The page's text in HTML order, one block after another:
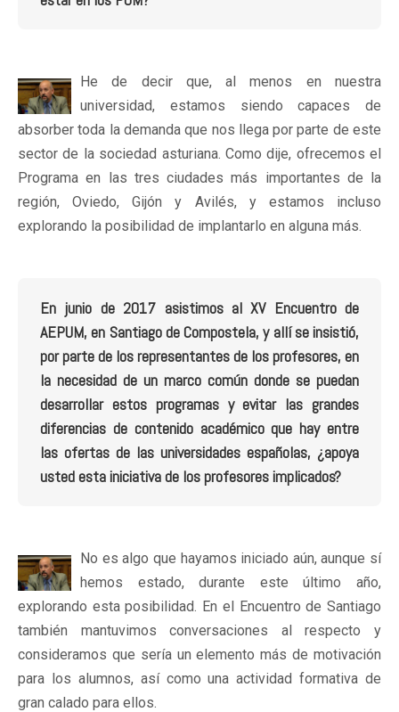
He de decir que, al menos en nuestra
universidad, estamos siendo capaces de
absorber toda la demanda que nos llega por parte de este
sector de la sociedad asturiana. Como dije, ofrecemos el
Programa en las tres ciudades más importantes de la
región, Oviedo, Gijón y Avilés, y estamos incluso
explorando la posibilidad de implantarlo en alguna más.
En junio de 2017 asistimos al XV Encuentro de
AEPUM, en Santiago de Compostela, y allí se insistió,
por parte de los representantes de los profesores, en
la necesidad de un marco común donde se puedan
desarrollar estos programas y evitar las grandes
diferencias de contenido académico que hay entre
las ofertas de las universidades españolas, ¿apoya
usted esta iniciativa de los profesores implicados?
No es algo que hayamos iniciado aún, aunque sí
hemos estado, durante este último año,
explorando esta posibilidad. En el Encuentro de Santiago
también mantuvimos conversaciones al respecto y
consideramos que sería un elemento más de motivación
para los alumnos, así como una actividad formativa de
gran calado para ellos.